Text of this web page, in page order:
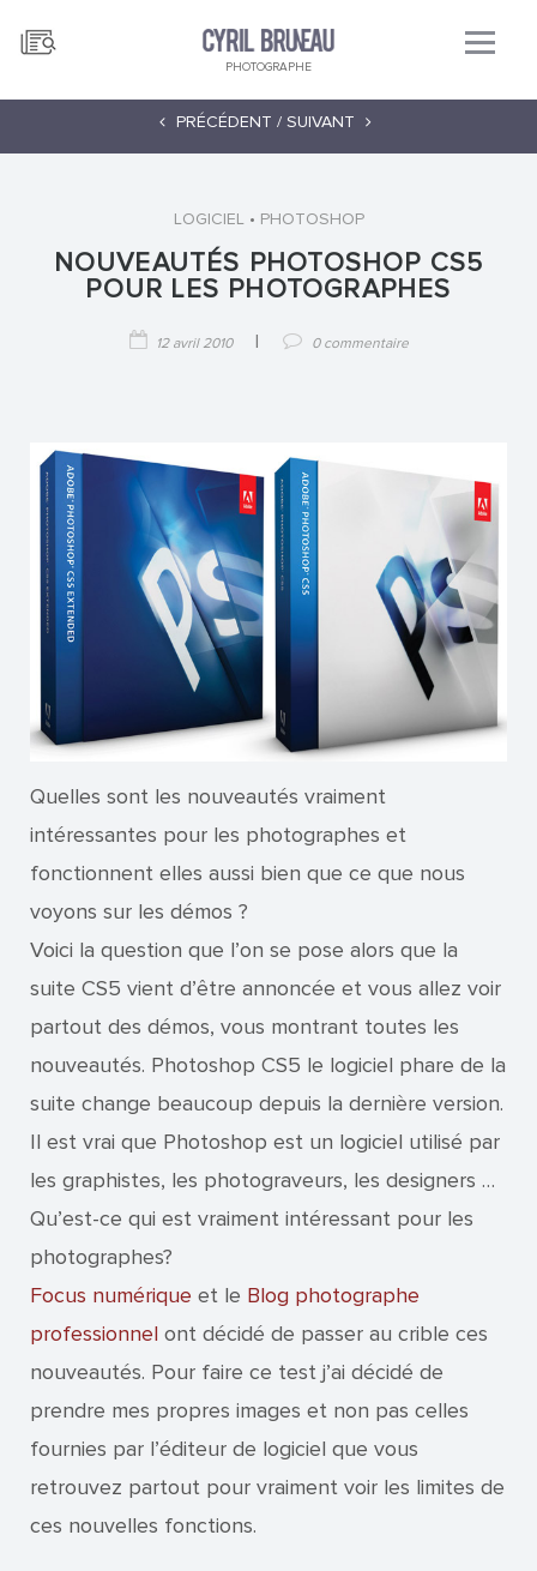
PHOTOGRAPHE
PRÉCÉDENT / SUIVANT
LOGICIEL • PHOTOSHOP
NOUVEAUTÉS PHOTOSHOP CS5
POUR LES PHOTOGRAPHES
12 avril 2010 0 commentaire
Quelles sont les nouveautés vraiment
intéressantes pour les photographes et
fonctionnent elles aussi bien que ce que nous
voyons sur les démos ?
Voici la question que l’on se pose alors que la
suite CS5 vient d’être annoncée et vous allez voir
partout des démos, vous montrant toutes les
nouveautés. Photoshop CS5 le logiciel phare de la
suite change beaucoup depuis la dernière version.
Il est vrai que Photoshop est un logiciel utilisé par
les graphistes, les photograveurs, les designers …
Qu’est-ce qui est vraiment intéressant pour les
photographes?
Focus numérique et le Blog photographe
professionnel ont décidé de passer au crible ces
nouveautés. Pour faire ce test j’ai décidé de
prendre mes propres images et non pas celles
fournies par l’éditeur de logiciel que vous
retrouvez partout pour vraiment voir les limites de
ces nouvelles fonctions.